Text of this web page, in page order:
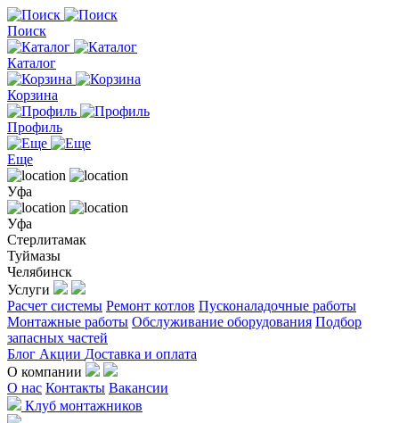
Поиск
Каталог
Корзина
Профиль
Еще
Уфа
Уфа
Стерлитамак
Туймазы
Челябинск
Услуги
Расчет системы Ремонт котлов Пусконаладочные работы
Монтажные работы Обслуживание оборудования Подбор
запасных частей
Блог Акции Доставка и оплата
О компании
О нас Контакты Вакансии
Клуб монтажников